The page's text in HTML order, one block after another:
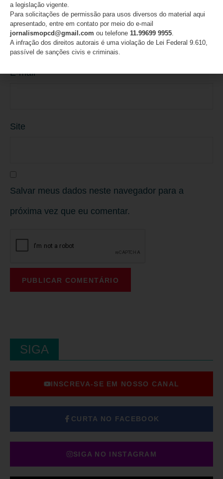
Nome*
E-mail*
Site
Salvar meus dados neste navegador para a
próxima vez que eu comentar.
SIGA
INSCREVA-SE EM NOSSO CANAL
CURTA NO FACEBOOK
SIGA NO INSTAGRAM
a legislação vigente.
Para solicitações de permissão para usos diversos do material aqui
apresentado, entre em contato por meio do e-mail
jornalismopcd@gmail.com ou telefone 11.99699 9955
A infração dos direitos autorais é uma violação de Lei Federal 9.610,
passível de sanções civis e criminais.